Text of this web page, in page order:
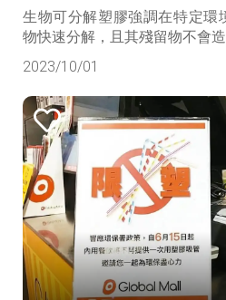
生物可分解塑膠強調在特定環
物快速分解，且其殘留物不會
2023/10/01